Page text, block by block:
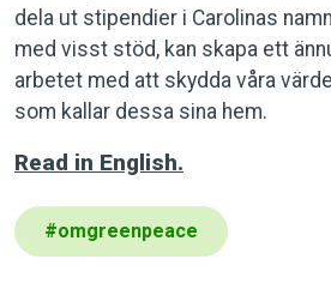
dela ut stipendier i Carolinas
med visst stöd, kan skapa ett
arbetet med att skydda våra
som kallar dessa sina hem.
Read in English.
#omgreenpeace